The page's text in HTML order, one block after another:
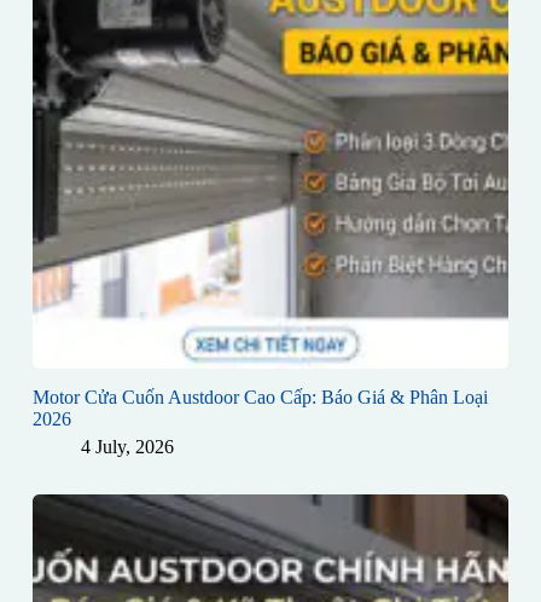
Motor Cửa Cuốn Austdoor Cao Cấp: Báo Giá & Phân Loại
2026
4 July, 2026